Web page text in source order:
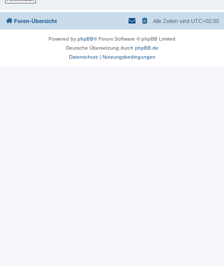
Foren-Übersicht Alle Zeiten sind UTC+02:00
Powered by phpBB® Forum Software © phpBB Limited
Deutsche Übersetzung durch phpBB.de
Datenschutz| Nutzungsbedingungen